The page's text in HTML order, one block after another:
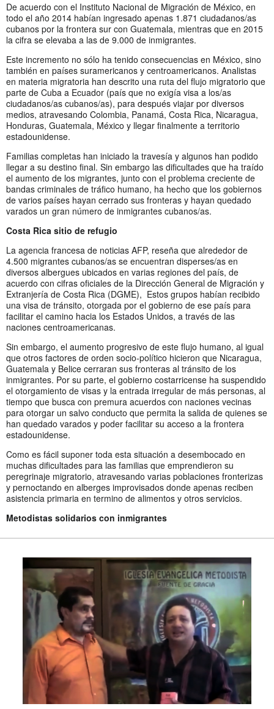
De acuerdo con el Instituto Nacional de Migración de México, en
todo el año 2014 habían ingresado apenas 1.871 ciudadanos/as
cubanos por la frontera sur con Guatemala, mientras que en 2015
la cifra se elevaba a las de 9.000 de inmigrantes.
Este incremento no sólo ha tenido consecuencias en México, sino
también en países suramericanos y centroamericanos. Analistas
en materia migratoria han descrito una ruta del flujo migratorio que
parte de Cuba a Ecuador (país que no exigía visa a los/as
ciudadanos/as cubanos/as), para después viajar por diversos
medios, atravesando Colombia, Panamá, Costa Rica, Nicaragua,
Honduras, Guatemala, México y llegar finalmente a territorio
estadounidense.
Familias completas han iniciado la travesía y algunos han podido
llegar a su destino final. Sin embargo las dificultades que ha traído
el aumento de los migrantes, junto con el problema creciente de
bandas criminales de tráfico humano, ha hecho que los gobiernos
de varios países hayan cerrado sus fronteras y hayan quedado
varados un gran número de inmigrantes cubanos/as.
Costa Rica sitio de refugio
La agencia francesa de noticias AFP, reseña que alrededor de
4.500 migrantes cubanos/as se encuentran disperses/as en
diversos albergues ubicados en varias regiones del país, de
acuerdo con cifras oficiales de la Dirección General de Migración y
Extranjería de Costa Rica (DGME), Estos grupos habían recibido
una visa de tránsito, otorgada por el gobierno de ese país para
facilitar el camino hacia los Estados Unidos, a través de las
naciones centroamericanas.
Sin embargo, el aumento progresivo de este flujo humano, al igual
que otros factores de orden socio-político hicieron que Nicaragua,
Guatemala y Belice cerraran sus fronteras al tránsito de los
inmigrantes. Por su parte, el gobierno costarricense ha suspendido
el otorgamiento de visas y la entrada irregular de más personas, al
tiempo que busca con premura acuerdos con naciones vecinas
para otorgar un salvo conducto que permita la salida de quienes se
han quedado varados y poder facilitar su acceso a la frontera
estadounidense.
Como es fácil suponer toda esta situación a desembocado en
muchas dificultades para las familias que emprendieron su
peregrinaje migratorio, atravesando varias poblaciones fronterizas
y pernoctando en alberges improvisados donde apenas reciben
asistencia primaria en termino de alimentos y otros servicios.
Metodistas solidarios con inmigrantes